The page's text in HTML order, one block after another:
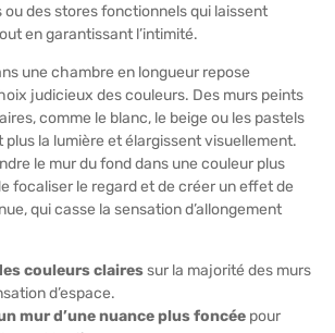
ou des stores fonctionnels qui laissent
en garantissant l’intimité.
une chambre en longueur repose
judicieux des couleurs. Des murs peints
comme le blanc, le beige ou les pastels
la lumière et élargissent visuellement.
le mur du fond dans une couleur plus
focaliser le regard et de créer un effet de
qui casse la sensation d’allongement
couleurs clairessur la majorité des murs
d’espace.
mur d’une nuance plus foncée pour